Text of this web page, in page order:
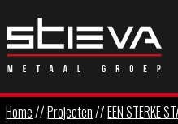
Home//Projecten//EEN STERKE